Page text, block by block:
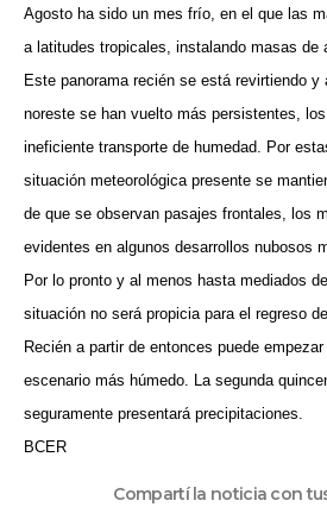
Agosto ha sido un mes frío, en el que las
a latitudes tropicales, instalando masas de
Este panorama recién se está revirtiendo y
noreste se han vuelto más persistentes,
ineficiente transporte de humedad. Por
situación meteorológica presente se
de que se observan pasajes frontales, los
evidentes en algunos desarrollos nubosos
Por lo pronto y al menos hasta mediados
situación no será propicia para el regreso
Recién a partir de entonces puede
escenario más húmedo. La segunda
seguramente presentará precipitaciones.
BCER
Compartí la noticia con